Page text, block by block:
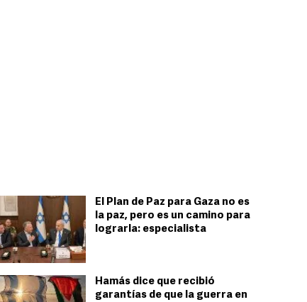
El Plan de Paz para Gaza no es
la paz, pero es un camino para
lograrla: especialista
Hamás dice que recibió
garantías de que la guerra en